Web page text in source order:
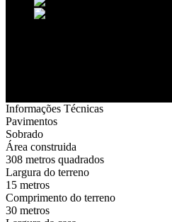
Informações Técnicas
Pavimentos
Sobrado
Área construida
308 metros quadrados
Largura do terreno
15 metros
Comprimento do terreno
30 metros